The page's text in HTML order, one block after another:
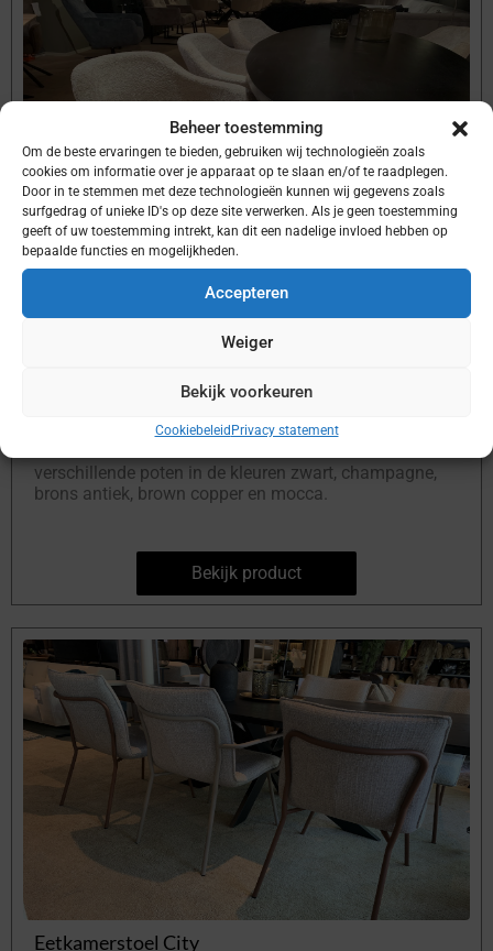
Beheer toestemming
Om de beste ervaringen te bieden, gebruiken wij technologieën zoals
cookies om informatie over je apparaat op te slaan en/of te raadplegen.
Door in te stemmen met deze technologieën kunnen wij gegevens zoals
surfgedrag of unieke ID's op deze site verwerken. Als je geen toestemming
geeft of uw toestemming intrekt, kan dit een nadelige invloed hebben op
bepaalde functies en mogelijkheden.
Accepteren
Weiger
Bekijk voorkeuren
CookiebeleidPrivacy statement
Eetkamerstoel Bram
verschillende poten in de kleuren zwart, champagne,
brons antiek, brown copper en mocca.
Bekijk product
Eetkamerstoel City